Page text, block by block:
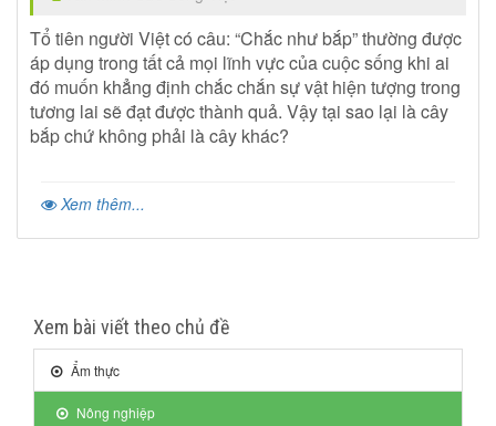
Tổ tiên người Việt có câu: “Chắc như bắp” thường được
áp dụng trong tất cả mọi lĩnh vực của cuộc sống khi ai
đó muốn khẳng định chắc chắn sự vật hiện tượng trong
tương lai sẽ đạt được thành quả. Vậy tại sao lại là cây
bắp chứ không phải là cây khác?
Xem thêm...
Xem bài viết theo chủ đề
Ẩm thực
Nông nghiệp